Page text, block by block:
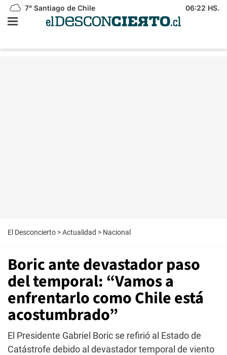
7° Santiago de Chile 06:22 HS.
El Desconcierto >Actualidad > Nacional
Boric ante devastador paso
del temporal: “Vamos a
enfrentarlo como Chile está
acostumbrado”
El Presidente Gabriel Boric se refirió al Estado de
Catástrofe debido al devastador temporal de viento